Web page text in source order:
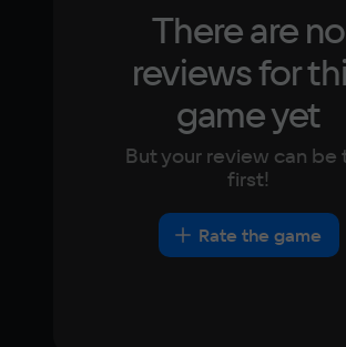
There are no
reviews for
game yet
But your review can be
first!
Rate the game